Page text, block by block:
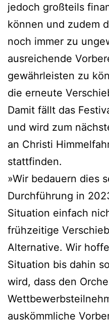
jedoch großteils
können und zudem
noch immer zu
ausreichende
gewährleisten zu
die erneute
Damit fällt das
und wird zum
an Christi
stattfinden.
»Wir bedauern dies
Durchführung in
Situation einfach
frühzeitige
Alternative. Wir
Situation bis dahin
wird, dass den
auskömmliche